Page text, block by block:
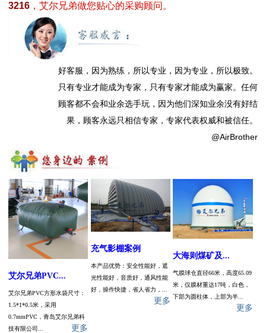
3216 ，艾尔兄弟做您贴心的采购顾问。
好客服，因为熟练，所以专业，因为专业，所以极致。
只有专业才能成为专家，只有专家才能成为赢家。任何
顾客都不会和业余选手玩，因为他们深知业余没有好结
果，顾客永远只相信专家，专家代表权威和被信任。
@AirBrother
艾尔兄弟PVC...
艾尔兄弟PVC方形水袋尺寸：
1.5*1*0.5米，采用
0.7mmPVC，青岛艾尔兄弟科
技有限公司...
更多
充气影棚案例
本产品优势：安全性能好，遮
光性能好，音质好，通风性能
好，操作快捷，省人省力，...
更多
大海则煤矿及...
气膜球仓直径66米，高度65.09
米，仅膜材重达17吨，白色，
下部为圆柱体，上部为半...
更多